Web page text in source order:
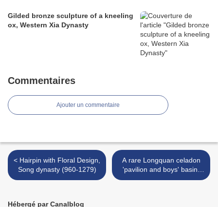
Gilded bronze sculpture of a kneeling
ox, Western Xia Dynasty
Commentaires
Ajouter un commentaire
< Hairpin with Floral Design,
Song dynasty (960-1279)
A rare Longquan celadon
'pavilion and boys' basin,
Ming dynasty >
Hébergé par Canalblog